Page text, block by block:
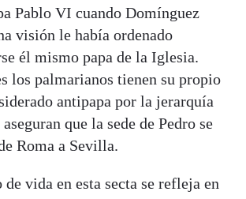
Pablo VI cuando Domínguez
visión le había ordenado
él mismo papa de la Iglesia.
los palmarianos tienen su propio
antipapa por la jerarquía
que la sede de Pedro se
Roma a Sevilla.
vida en esta secta se refleja en